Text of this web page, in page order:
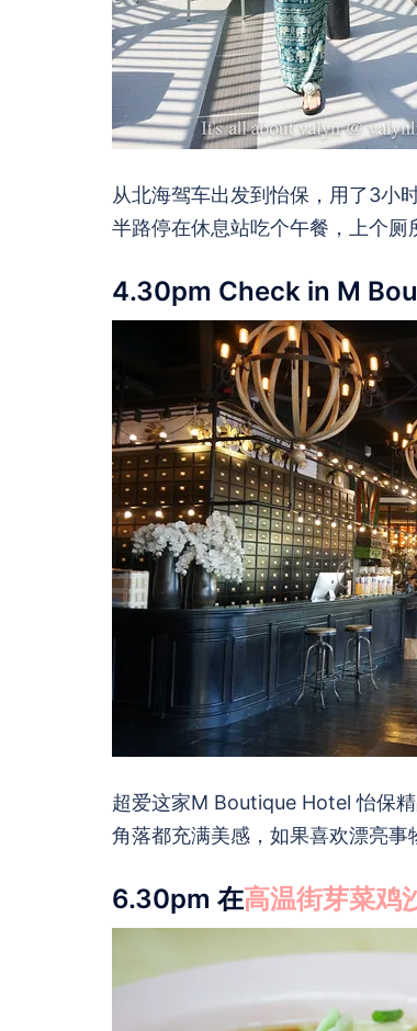
从北海驾车出发到怡保，用了3小
半路停在休息站吃个午餐，上个
4.30pm Check in M
超爱这家M Boutique Hotel 怡保
角落都充满美感，如果喜欢漂亮
6.30pm 在高温街芽菜鸡